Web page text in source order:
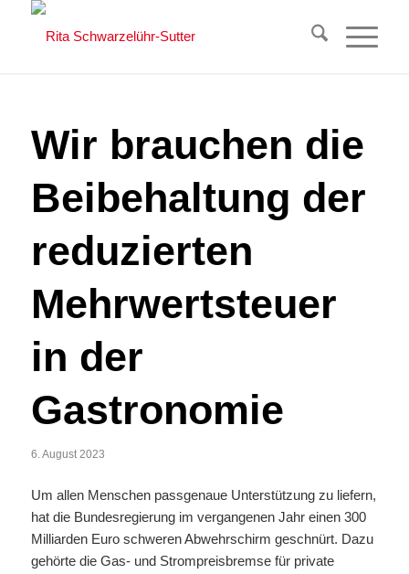
Wir brauchen die
Beibehaltung der
reduzierten
Mehrwertsteuer
in der
Gastronomie
6. August 2023
Um allen Menschen passgenaue Unterstützung zu liefern,
hat die Bundesregierung im vergangenen Jahr einen 300
Milliarden Euro schweren Abwehrschirm geschnürt. Dazu
gehörte die Gas- und Strompreisbremse für private